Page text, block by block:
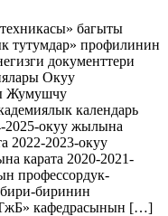
багыты
тутумдар» профилинин
документтери
Окуу
Жумушчу
календарь
2025-окуу жылына
2022-2023-окуу
карата 2020-2021-
профессордук-
биринин
кафедрасынын […]